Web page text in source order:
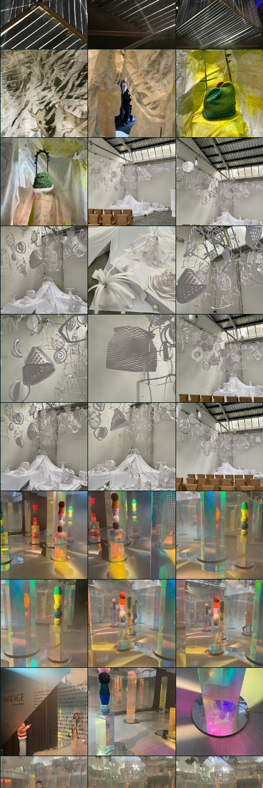
Momentum
Kaiyuan Liu
Momentum
Momentum
Kaiyuan Liu
Momentum
Kaiyuan Liu
Momentum
Kaiyuan Liu
Momentum
Kaiyuan Liu
Vieni a Vedere by
Gaetano Pesce
Kaiyuan Liu
Vieni a Vedere by
Gaetano Pesce
Kaiyuan Liu
Vieni a Vedere by
Gaetano Pesce
Vieni a Vedere by
Gaetano Pesce
Kaiyuan Liu
WORDS & WORKS:
suggestioni per una
“transizione energetica”
sostenibile
Kaiyuan Liu
WORDS & WORKS:
suggestioni per una
“transizione energetica”
sostenibile
Kaiyuan Liu
WORDS & WORKS:
suggestioni per una
“transizione energetica”
sostenibile
Kaiyuan Liu
WORDS & WORKS:
suggestioni per una
“transizione energetica”
sostenibile
WORDS & WORKS:
suggestioni per una
“transizione energetica”
Kaiyuan Liu
WORDS & WORKS:
suggestioni per una
“transizione energetica”
sostenibile
Kaiyuan Liu
WORDS & WORKS:
suggestioni per una
“transizione energetica”
sostenibile
Kaiyuan Liu
WORDS & WORKS:
suggestioni per una
“transizione energetica”
sostenibile
Kaiyuan Liu
WORDS & WORKS:
suggestioni per una
“transizione energetica”
sostenibile
Kaiyuan Liu
WORDS & WORKS:
suggestioni per una
“transizione energetica”
sostenibile
Kaiyuan Liu
WORDS & WORKS:
suggestioni per una
“transizione energetica”
sostenibile
Kaiyuan Liu
Kaiyuan Liu Kaiyuan Liu Kaiyuan Liu
Kaiyuan Liu Kaiyuan Liu Kaiyuan Liu